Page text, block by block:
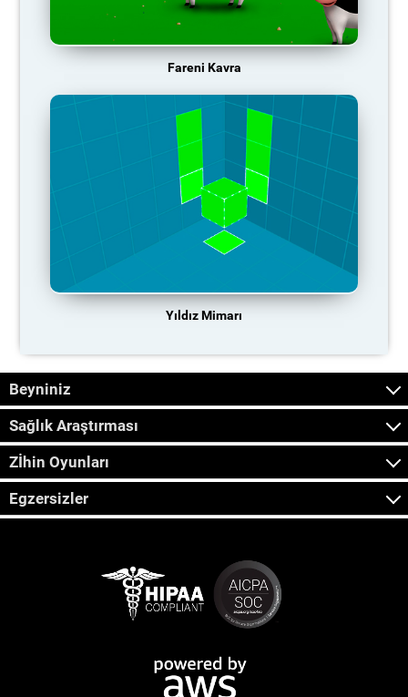
Fareni Kavra
Yıldız Mimarı
Beyniniz
Sağlık Araştırması
Zİhin Oyunları
Egzersizler